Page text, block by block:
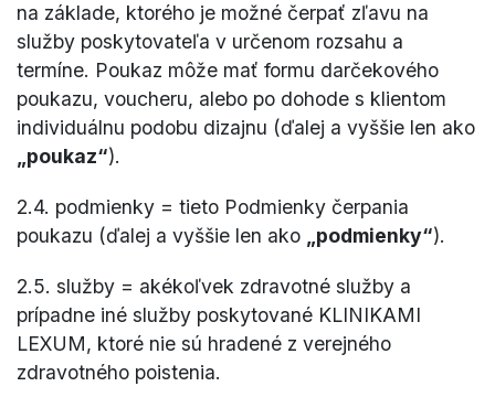
na základe, ktorého je možné čerpať zľavu na
služby poskytovateľa v určenom rozsahu a
termíne. Poukaz môže mať formu darčekového
poukazu, voucheru, alebo po dohode s klientom
individuálnu podobu dizajnu (ďalej a vyššie len ako
„poukaz“).
2.4. podmienky = tieto Podmienky čerpania
poukazu (ďalej a vyššie len ako
„podmienky“).
2.5. služby = akékoľvek zdravotné služby a
prípadne iné služby poskytované KLINIKAMI
LEXUM, ktoré nie sú hradené z verejného
zdravotného poistenia.